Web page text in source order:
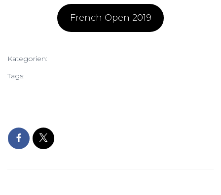
French Open 2019
Kategorien:
Tags: